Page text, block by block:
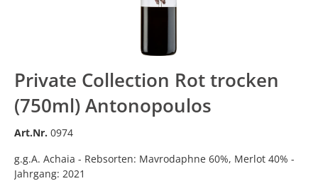
Private Collection Rot trocken
(750ml) Antonopoulos
Art.Nr. 0974
g.g.A. Achaia - Rebsorten: Mavrodaphne 60%, Merlot 40% -
Jahrgang: 2021